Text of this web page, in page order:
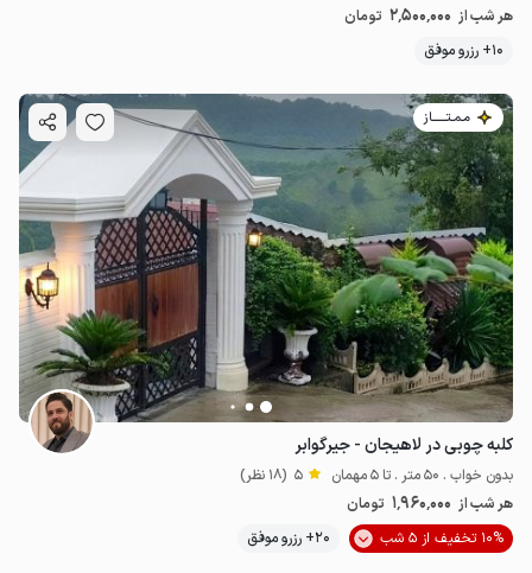
هر شب از 2٬500٬000 تومان
10+ رزرو موفق
مـمـتــــــاز
کلبه چوبی در لاهیجان - جیرگوابر
بدون خواب . 50 متر . تا 5 مهمان 5 (18 نظر)
هر شب از 1٬960٬000 تومان
10% تخفیف از 5 شب
20+ رزرو موفق